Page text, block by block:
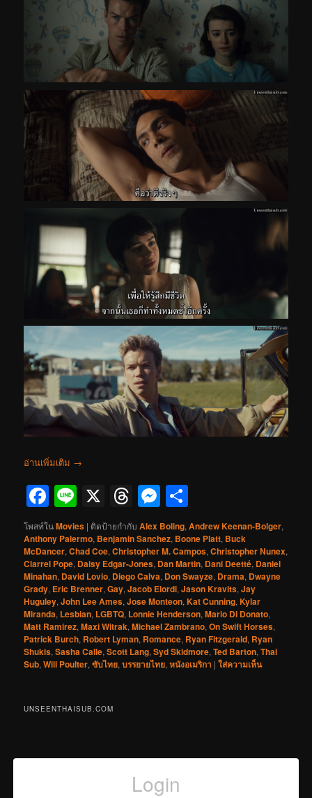
อ่านเพิ่มเติม →
Facebook
Line
X Threads
Messenger
โพสท์ในMovies | ติดป้ายกำกับ Alex Boling,Andrew Keenan-Bolger,
Anthony Palermo, Benjamin Sanchez, Boone Platt, Buck
McDancer,Chad Coe,Christopher M. Campos,Christopher Nunex,
Clarrel Pope, Daisy Edgar-Jones, Dan Martin, Dani Deetté, Daniel
Minahan, David Lovio, Diego Calva, Don Swayze, Drama, Dwayne
Grady, Eric Brenner,Gay,Jacob Elordi,Jason Kravits,Jay
Huguley,John Lee Ames,Jose Monteon,Kat Cunning,Kylar
Miranda, Lesbian, LGBTQ, Lonnie Henderson,Mario Di Donato,
Matt Ramirez,Maxi Witrak,Michael Zambrano,On Swift Horses,
Patrick Burch, Robert Lyman, Romance, Ryan Fitzgerald, Ryan
Shukis,Sasha Calle,Scott Lang,Syd Skidmore,Ted Barton,Thai
Sub,Will Poulter,ซับไทย,บรรยายไทย,หนังอเมริกา |ใส่ความเห็น
UNSEENTHAISUB.COM
Login